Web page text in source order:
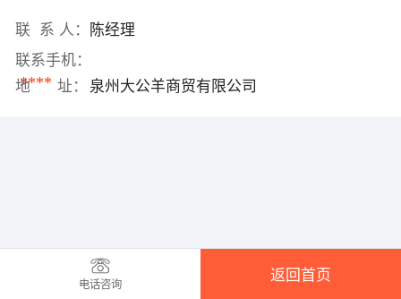
联 系 人：
陈经理
联系手机：
****
地 址： 泉州大公羊商贸有限公司
电话咨询
返回首页